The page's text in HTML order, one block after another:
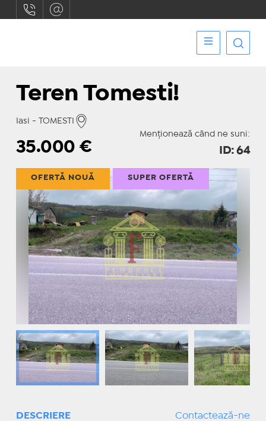
Teren Tomesti!
Iasi - TOMESTI
Menționează când ne suni:
35.000€ ID: 64
OFERTĂ NOUĂ SUPER OFERTĂ
DESCRIERE Contactează-ne